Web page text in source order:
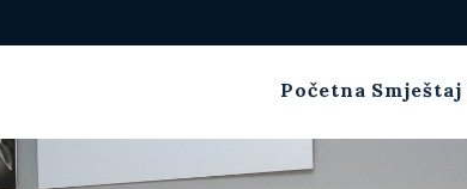
Početna Smještaj